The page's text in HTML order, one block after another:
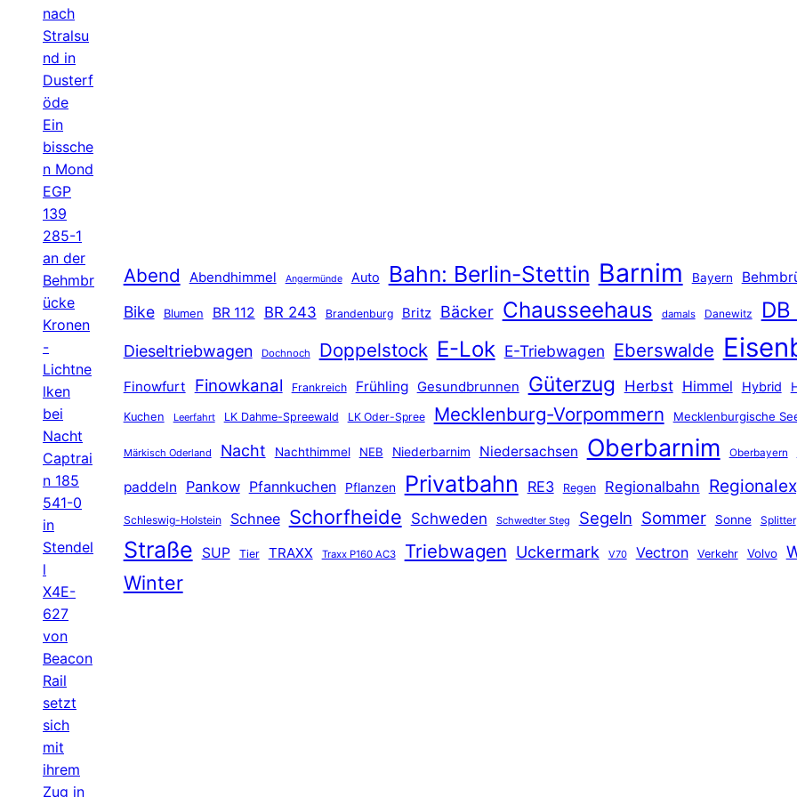
nach
Stralsu
nd in
Dusterf
öde
Ein
bissche
n Mond
EGP
139
285-1
an der
Behmbr
ücke
Kronen
-
Lichtne
lken
bei
Nacht
Captrai
n 185
541-0
in
Stendel
l
X4E-
627
von
Beacon
Rail
setzt
sich
mit
ihrem
Zug in
Abend Abendhimmel Angermünde Auto Bahn: Berlin-Stettin Barnim Bayern
Bike Blumen BR 112 BR 243 Brandenburg Britz Bäcker Chausseehaus damals Danewitz DB
Dieseltriebwagen Dochnoch Doppelstock E-Lok E-Triebwagen Eberswalde
Finowfurt Finowkanal Frankreich Frühling Gesundbrunnen Güterzug Herbst Himmel Hybrid
Kuchen Leerfahrt LK Dahme-Spreewald LK Oder-Spree Mecklenburg-Vorpommern Mecklenburgische
Märkisch Oderland Nacht Nachthimmel NEB Niederbarnim Niedersachsen Oberbarnim Oberbayern
paddeln Pankow Pfannkuchen Pflanzen Privatbahn RE3 Regen Regionalbahn
Schleswig-Holstein Schnee Schorfheide Schweden Schwedter Steg Segeln Sommer Sonne Splitter
Straße SUP Tier TRAXX Traxx P160 AC3 Triebwagen Uckermark V70 Vectron Verkehr Volvo
Winter